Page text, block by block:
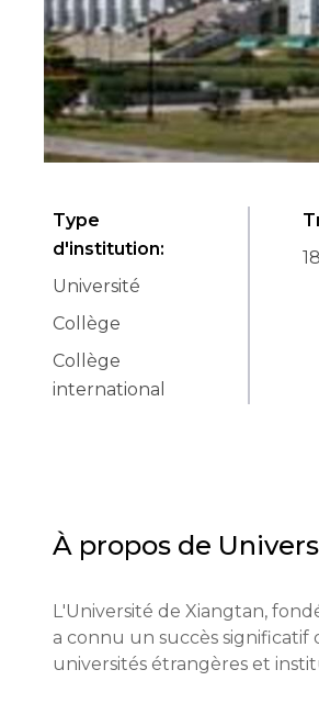
Type
d'institution:
Université
Collège
Collège
international
18
À propos de
L'Université de Xiangtan,
a connu un succès significatif
universités étrangères et